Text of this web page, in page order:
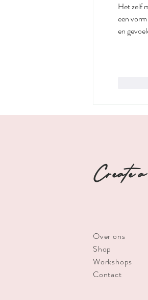
Het zelf
een
en
Create
Over ons
Shop
Workshops
Contact